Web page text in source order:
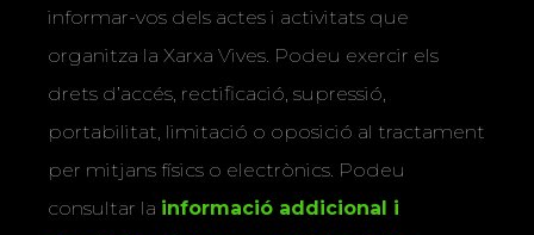
informar-vos dels actes i activitats que
organitza la Xarxa Vives. Podeu exercir els
drets d’accés, rectificació, supressió,
portabilitat, limitació o oposició al tractament
per mitjans físics o electrònics. Podeu
consultar la informació addicional i